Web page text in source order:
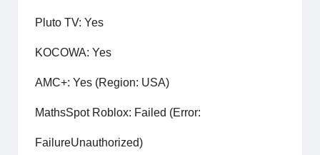
Pluto TV: Yes
KOCOWA: Yes
AMC+: Yes (Region: USA)
MathsSpot Roblox: Failed (Error:
FailureUnauthorized)